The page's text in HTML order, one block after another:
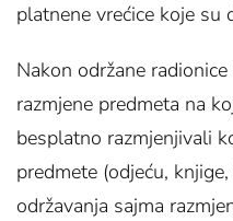
platnene vrećice koje su
Nakon održane
razmjene predmeta na
besplatno razmjenjivali
predmete (odjeću,
održavanja sajma